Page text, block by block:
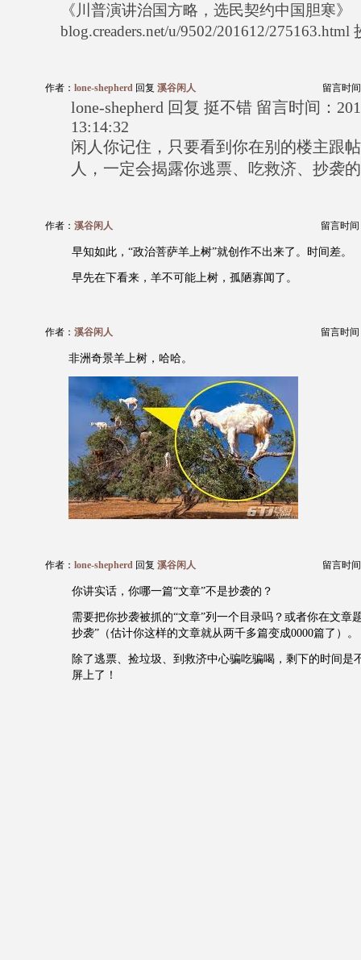
《川普演讲治国方略，选民契约中国胆寒》
blog.creaders.net/u/9502/201612/
作者： lone-shepherd 回复 溪谷闲人 留言时
lone-shepherd 回复 挺不错 留言时间：
13:14:32
闲人你记住，只要看到你在别的楼主跟
人，一定会揭露你逃票、吃救济、抄袭
作者： 溪谷闲人 留言时间
早知如此，“政治菩萨羊上树”就创作不出来了。时间差。
早先在下看来，羊不可能上树，孤陋寡闻了。
作者： 溪谷闲人 留言时间
非洲奇景羊上树，哈哈。
作者： lone-shepherd 回复 溪谷闲人 留言时
你讲实话，你哪一篇“文章”不是抄袭的？
需要把你抄袭被抓的“文章”列一个目录吗？或者你在文章
抄袭”（估计你这样的文章就从两千多篇变成0000篇了）。
除了逃票、捡垃圾、到救济中心骗吃骗喝，剩下的时间是
屏上了！